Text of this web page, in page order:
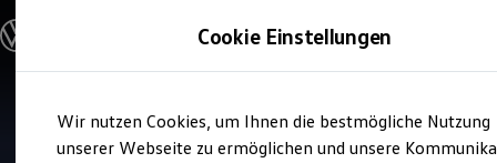
Hauptinhalt
springen
Footer
springen
Modelle & Konfigurator
Nutzfahrzeugkategorien entdecken
Modelle konfigurieren
Vorgängermodelle und Oldtimer
Vorgängermodelle
Verkauf und Service
Autohaus in Wurzen
Cookie Einstellungen
Wir nutzen Cookies, um Ihnen die bestmögliche Nutzung
unserer Webseite zu ermöglichen und unsere